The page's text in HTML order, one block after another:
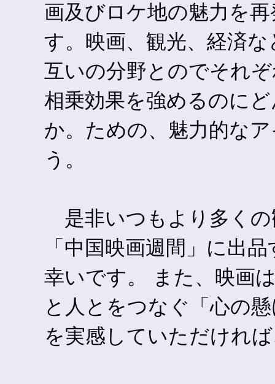
画及びロケ地の魅力を
す。映画、観光、経済
互いの分野とのでそれ
相乗効果を強めるのに
か。ための、魅力的な
う。
是非いつもより多くの
「中国映画週間」に出
幸いです。 また、映画
と人とをつなぐ「心の
を実感していただけれ